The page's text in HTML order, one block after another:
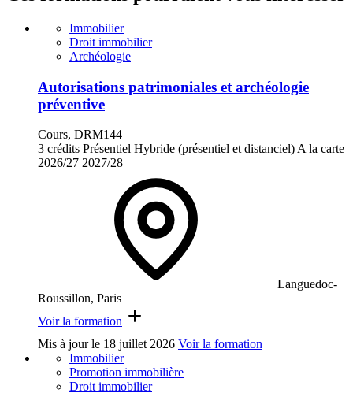
Immobilier
Droit immobilier
Archéologie
Autorisations patrimoniales et archéologie
préventive
Cours, DRM144
3 crédits Présentiel Hybride (présentiel et distanciel) A la carte
2026/27 2027/28
Languedoc-
Roussillon, Paris
Voir la formation
Mis à jour le 18 juillet 2026 Voir la formation
Immobilier
Promotion immobilière
Droit immobilier